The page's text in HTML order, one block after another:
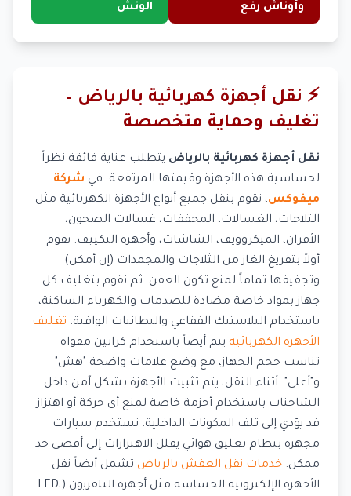
وأوناش رفع
الونش
⚡ نقل أجهزة كهربائية بالرياض –
تغليف وحماية متخصصة
نقل أجهزة كهربائية بالرياض يتطلب عناية فائقة نظراً
لحساسية هذه الأجهزة وقيمتها المرتفعة. في شركة
ميفوكس، نقوم بنقل جميع أنواع الأجهزة الكهربائية مثل
الثلاجات، الغسالات، المجففات، غسالات الصحون،
الأفران، الميكروويف، الشاشات، وأجهزة التكييف. نقوم
أولاً بتفريغ الغاز من الثلاجات والمجمدات (إن أمكن)
وتجفيفها تماماً لمنع تكون العفن. ثم نقوم بتغليف كل
جهاز بمواد خاصة مضادة للصدمات والكهرباء الساكنة،
باستخدام البلاستيك الفقاعي والبطانيات الواقية. تغليف
الأجهزة الكهربائية يتم أيضاً باستخدام كراتين مقواة
تناسب حجم الجهاز، مع وضع علامات واضحة "هش"
و"أعلى". أثناء النقل، يتم تثبيت الأجهزة بشكل آمن داخل
الشاحنات باستخدام أحزمة خاصة لمنع أي حركة أو اهتزاز
قد يؤدي إلى تلف المكونات الداخلية. نستخدم سيارات
مجهزة بنظام تعليق هوائي يقلل الاهتزازات إلى أقصى حد
ممكن. خدمات نقل العفش بالرياض تشمل أيضاً نقل
الأجهزة الإلكترونية الحساسة مثل أجهزة التلفزيون (LED،